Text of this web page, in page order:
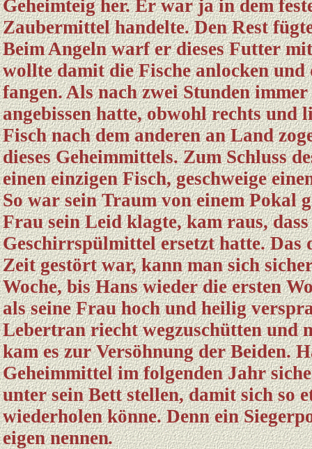
Geheimteig her. Er war ja in dem
Zaubermittel handelte. Den Rest
Beim Angeln warf er dieses Futter
wollte damit die Fische anlocken
fangen. Als nach zwei Stunden
angebissen hatte, obwohl rechts und
Fisch nach dem anderen an Land
dieses Geheimmittels. Zum Schluss
einen einzigen Fisch, geschweige
So war sein Traum von einem Pokal
Frau sein Leid klagte, kam raus,
Geschirrspülmittel ersetzt hatte.
Zeit gestört war, kann man sich
Woche, bis Hans wieder die ersten
als seine Frau hoch und heilig
Lebertran riecht wegzuschütten
kam es zur Versöhnung der Beiden.
Geheimmittel im folgenden Jahr
unter sein Bett stellen, damit sich so
wiederholen könne. Denn ein
eigen nennen.